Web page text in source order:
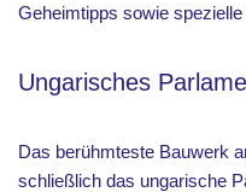
Geheimtipps sowie
Ungarisches
Das berühmteste Bauwerk
schließlich das ungarische